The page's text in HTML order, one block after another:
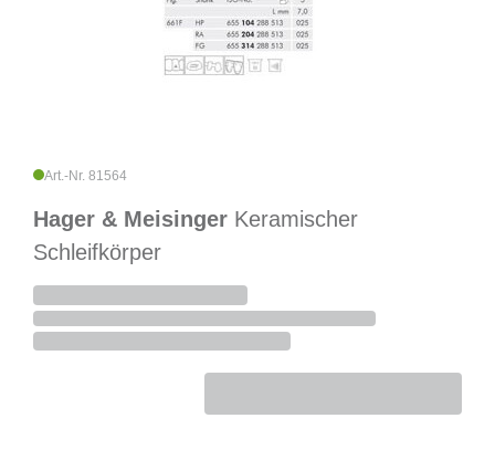
Art.-Nr. 81564
Hager & Meisinger Keramischer
Schleifkörper